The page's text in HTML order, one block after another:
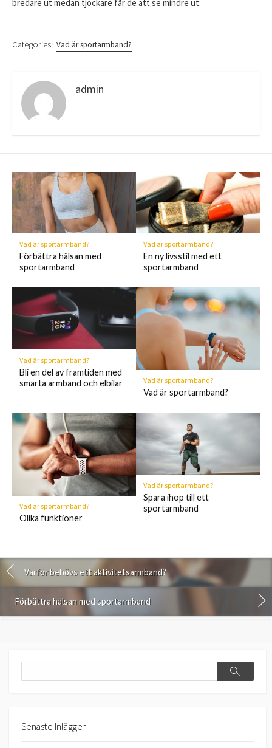
bredare ut medan tjockare får de att se mindre ut.
Categories: Vad är sportarmband?
admin
Vad är sportarmband?
Förbättra hälsan med
sportarmband
Vad är sportarmband?
En ny livsstil med ett
sportarmband
Vad är sportarmband?
Bli en del av framtiden med
smarta armband och elbilar
Vad är sportarmband?
Vad är sportarmband?
Vad är sportarmband?
Olika funktioner
Vad är sportarmband?
Spara ihop till ett
sportarmband
Varför behövs ett aktivitetsarmband?
Förbättra hälsan med sportarmband
Search
Senaste Inläggen